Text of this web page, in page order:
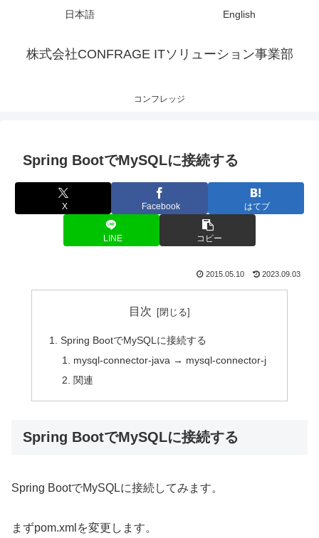
株式会社CONFRAGE ITソリューション事業部
コンフレッジ
日本語 English
Spring BootでMySQLに接続する
X Facebook はてブ
LINE コピー
2015.05.10 2023.09.03
目次
Spring BootでMySQLに接続する
mysql-connector-java → mysql-connector-j
関連
Spring BootでMySQLに接続する
Spring BootでMySQLに接続してみます。
まずpom.xmlを変更します。